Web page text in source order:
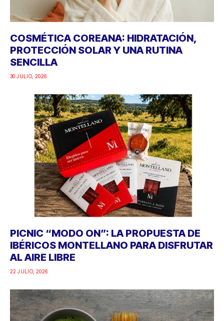
COSMÉTICA COREANA: HIDRATACIÓN,
PROTECCIÓN SOLAR Y UNA RUTINA
SENCILLA
30 JULIO, 2026
PICNIC “MODO ON”: LA PROPUESTA DE
IBÉRICOS MONTELLANO PARA DISFRUTAR
AL AIRE LIBRE
22 JULIO, 2026